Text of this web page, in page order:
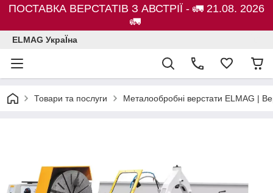
ПОСТАВКА ВЕРСТАТІВ З АВСТРІЇ - 🚛 21.08. 2026
🚛
ELMAG УкраЇна
Товари та послуги Металообробні верстати ELMAG |